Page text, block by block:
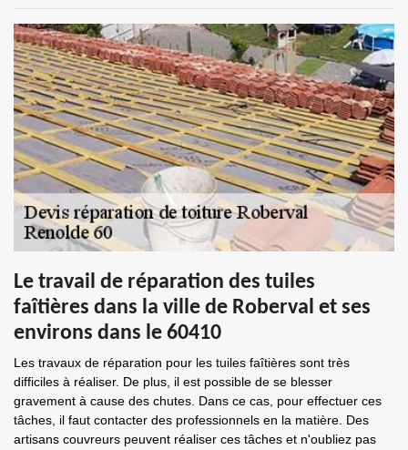
Le travail de réparation des tuiles
faîtières dans la ville de Roberval et ses
environs dans le 60410
Les travaux de réparation pour les tuiles faîtières sont très
difficiles à réaliser. De plus, il est possible de se blesser
gravement à cause des chutes. Dans ce cas, pour effectuer ces
tâches, il faut contacter des professionnels en la matière. Des
artisans couvreurs peuvent réaliser ces tâches et n'oubliez pas